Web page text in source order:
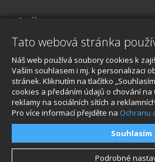
O nákupu
Obchodní podmínky
Reklamace a servis
O nákupu
Souhlasím
Podrobné
Tato webová stránka
Náš web používá soubory cookies k
Vaším souhlasem i mj. k personalizaci
stránek. Kliknutím na tlačítko
cookies a předáním údajů o chování
reklamy na sociálních sítích a
Pro více informací přejděte na Ochranu